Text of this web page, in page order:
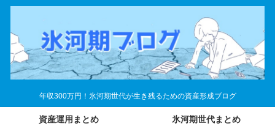
年収300万円！氷河期世代が生き残るための資産形成ブログ
資産運用まとめ 氷河期世代まとめ